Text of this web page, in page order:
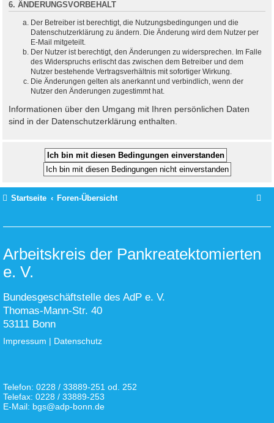
6. ÄNDERUNGSVORBEHALT
Der Betreiber ist berechtigt, die Nutzungsbedingungen und die
Datenschutzerklärung zu ändern. Die Änderung wird dem Nutzer per
E-Mail mitgeteilt.
Der Nutzer ist berechtigt, den Änderungen zu widersprechen. Im Falle
des Widerspruchs erlischt das zwischen dem Betreiber und dem
Nutzer bestehende Vertragsverhältnis mit sofortiger Wirkung.
Die Änderungen gelten als anerkannt und verbindlich, wenn der
Nutzer den Änderungen zugestimmt hat.
Informationen über den Umgang mit Ihren persönlichen Daten
sind in der Datenschutzerklärung enthalten.
Startseite Foren-Übersicht
Arbeitskreis der Pankreatektomierten
e. V.
Bundesgeschäftstelle des AdP e. V.
Thomas-Mann-Str. 40
53111 Bonn
Impressum | Datenschutz
Telefon: 0228 / 33889-251 od. 252
Telefax: 0228 / 33889-253
E-Mail: bgs@adp-bonn.de